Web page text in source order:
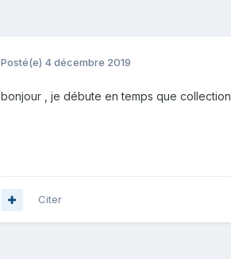
Posté(e) 4 décembre 2019
bonjour , je débute en temps que
Citer